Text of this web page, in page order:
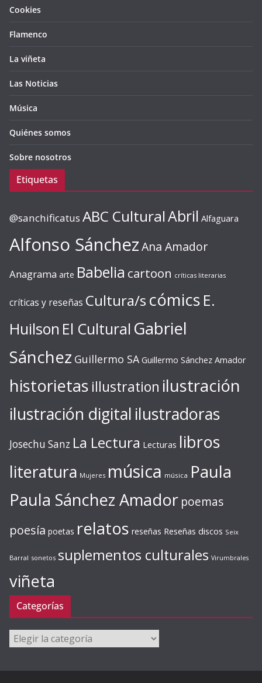
Cookies
Flamenco
La viñeta
Las Noticias
Música
Quiénes somos
Sobre nosotros
Etiquetas
@sanchificatus ABC CulturalAbril Alfaguara
Alfonso SánchezAna Amador
Anagrama arte Babelia cartoon críticas literarias
críticas y reseñas Cultura/s cómics E.
Huilson El Cultural Gabriel
Sánchez Guillermo SA Guillermo Sánchez Amador
historietas illustration ilustración
ilustración digital ilustradoras
Josechu Sanz La Lectura Lecturas libros
literatura Mujeres música música Paula
Paula Sánchez Amador poemas
poesía poetas relatos reseñas Reseñas discos Seix
Barral sonetos suplementos culturales Virumbrales
viñeta
Categorías
Categorías